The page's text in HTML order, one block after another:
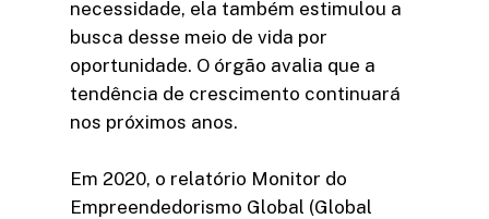
necessidade, ela também estimulou a
busca desse meio de vida por
oportunidade. O órgão avalia que a
tendência de crescimento continuará
nos próximos anos.
Em 2020, o relatório Monitor do
Empreendedorismo Global (Global